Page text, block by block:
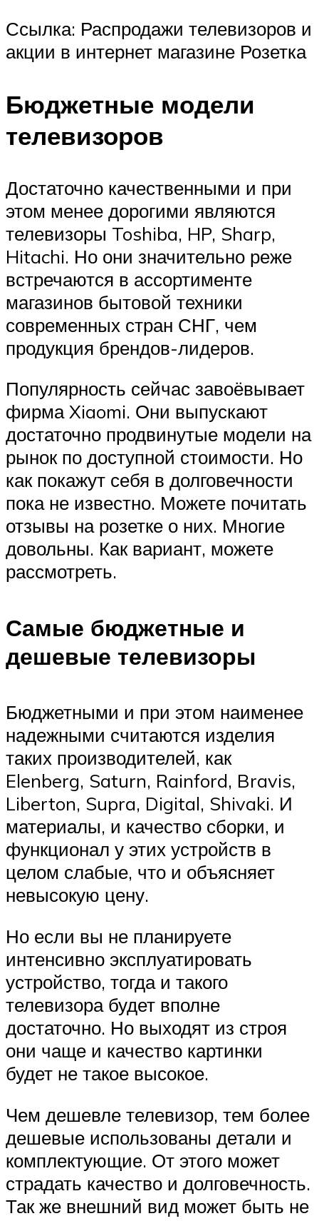
Ссылка: Распродажи телевизоров и
акции в интернет магазине Розетка
Бюджетные модели
телевизоров
Достаточно качественными и при
этом менее дорогими являются
телевизоры Toshiba, HP, Sharp,
Hitachi. Но они значительно реже
встречаются в ассортименте
магазинов бытовой техники
современных стран СНГ, чем
продукция брендов-лидеров.
Популярность сейчас завоёвывает
фирма Xiaomi. Они выпускают
достаточно продвинутые модели на
рынок по доступной стоимости. Но
как покажут себя в долговечности
пока не известно. Можете почитать
отзывы на розетке о них. Многие
довольны. Как вариант, можете
рассмотреть.
Самые бюджетные и
дешевые телевизоры
Бюджетными и при этом наименее
надежными считаются изделия
таких производителей, как
Elenberg, Saturn, Rainford, Bravis,
Liberton, Supra, Digital, Shivaki. И
материалы, и качество сборки, и
функционал у этих устройств в
целом слабые, что и объясняет
невысокую цену.
Но если вы не планируете
интенсивно эксплуатировать
устройство, тогда и такого
телевизора будет вполне
достаточно. Но выходят из строя
они чаще и качество картинки
будет не такое высокое.
Чем дешевле телевизор, тем более
дешевые использованы детали и
комплектующие. От этого может
страдать качество и долговечность.
Так же внешний вид может быть не